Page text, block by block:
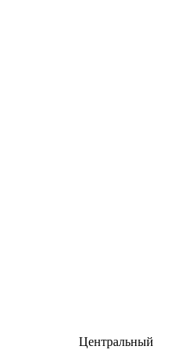
Центральный